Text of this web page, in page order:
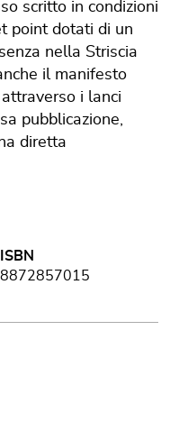
scritto in condizioni
point dotati di un
nella Striscia
il manifesto
i lanci
pubblicazione,
diretta
ISBN
8872857015